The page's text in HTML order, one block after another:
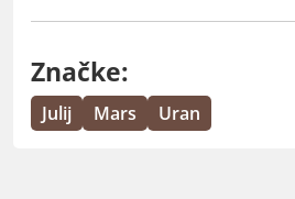
Značke:
Julij Mars Uran